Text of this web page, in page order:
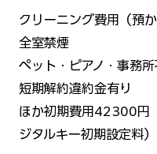
クリーニング費用（預
全室禁煙
ペット・ピアノ・事務所
短期解約違約金有り
ほか初期費用42300円
ジタルキー初期設定料）